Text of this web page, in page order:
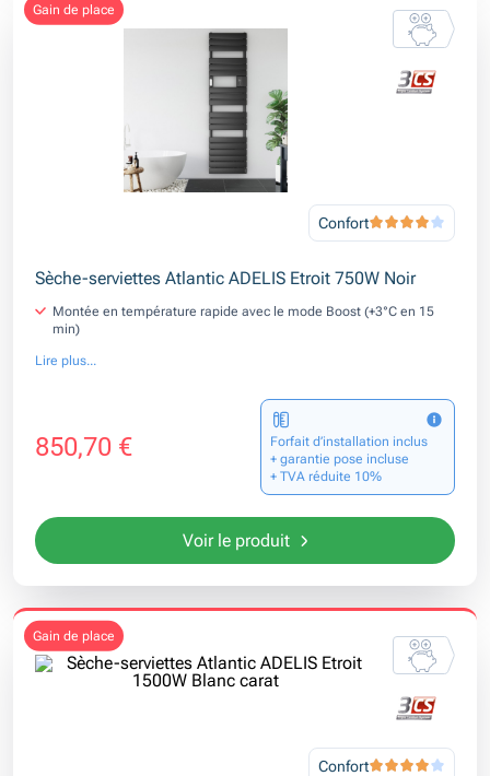
gain de place
Confort
Sèche-serviettes Atlantic ADELIS Etroit 750W Noir
Montée en température rapide avec le mode Boost (+3°C en 15
min)
Lire plus...
850,70 €
Forfait d’installation inclus
+ garantie pose incluse
+ TVA réduite 10%
Voir le produit
gain de place
Confort